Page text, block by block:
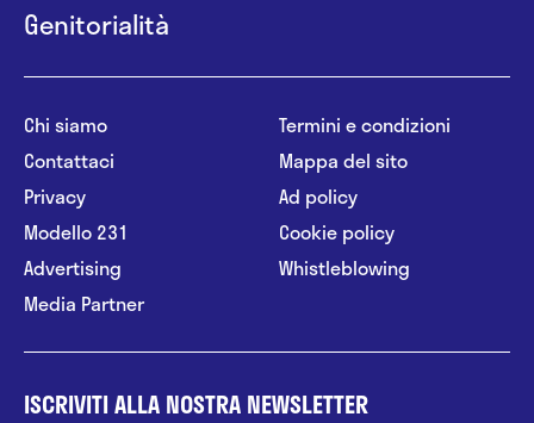
Genitorialità
Chi siamo
Contattaci
Privacy
Modello 231
Advertising
Media Partner
Termini e condizioni
Mappa del sito
Ad policy
Cookie policy
Whistleblowing
ISCRIVITI ALLA NOSTRA NEWSLETTER